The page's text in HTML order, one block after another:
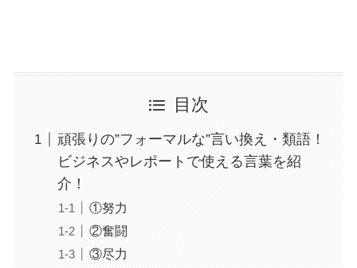
目次
頑張りの”フォーマルな”言い換え・類語！
ビジネスやレポートで使える言葉を紹
介！
①努力
②奮闘
③尽力